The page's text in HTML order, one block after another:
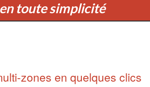
toute simplicité
zones en quelques clics